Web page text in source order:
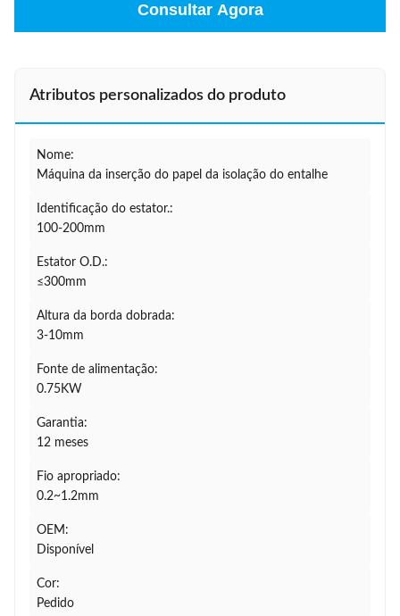
Consultar Agora
Atributos personalizados do produto
Nome:
Máquina da inserção do papel da isolação do entalhe
Identificação do estator.:
100-200mm
Estator O.D.:
≤300mm
Altura da borda dobrada:
3-10mm
Fonte de alimentação:
0.75KW
Garantia:
12 meses
Fio apropriado:
0.2~1.2mm
OEM:
Disponível
Cor:
Pedido